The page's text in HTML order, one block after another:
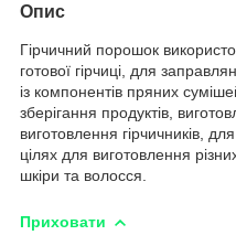
Опис
Гірчичний порошок
готової гірчиці, для
із компонентів пряних
зберігання продуктів,
виготовлення гірчичників,
цілях для виготовлення
шкіри та волосся.
Приховати